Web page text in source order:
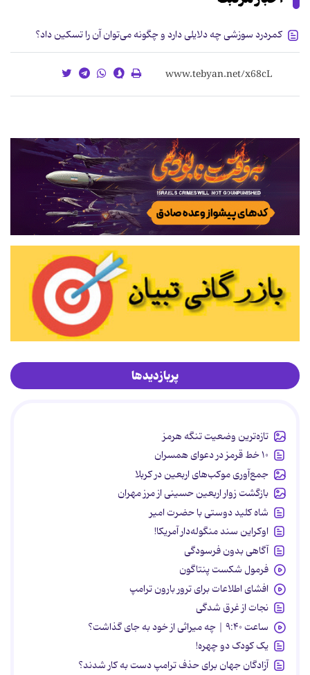
کمردرد سوزشی چه دلایلی دارد و چگونه می‌توان آن را تسکین داد؟
پربازدیدها
تازه‌ترین وضعیت تنگه هرمز
۱۰ خط قرمز در دعوای همسران
جمع‌آوری موکب‌های اربعین در کربلا
بازگشت زوار اربعین حسینی از مرز مهران
شاه کلید دوستی با حضرت امیر
اوکراین سند منگوله‌دار آمریکا!
آگاهی بدون فرسودگی
فرمول شکست پنتاگون
افشای اطلاعات برای ترور بارون ترامپ
نجات از غرق شدگی
ساعت ۹:۴۰ | چه میراثی از خود به جای گذاشت؟
یک کودک دو چهره!
آزادگان جهان برای حذف ترامپ دست به کار شدند؟